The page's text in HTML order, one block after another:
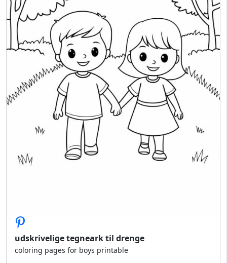
udskrivelige tegneark til drenge
coloring pages for boys printable